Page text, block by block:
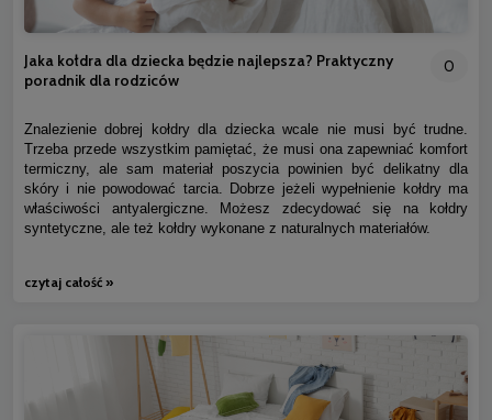
Jaka kołdra dla dziecka będzie najlepsza? Praktyczny
poradnik dla rodziców
0
Znalezienie dobrej kołdry dla dziecka wcale nie musi być trudne.
Trzeba przede wszystkim pamiętać, że musi ona zapewniać komfort
termiczny, ale sam materiał poszycia powinien być delikatny dla
skóry i nie powodować tarcia. Dobrze jeżeli wypełnienie kołdry ma
właściwości antyalergiczne. Możesz zdecydować się na kołdry
syntetyczne, ale też kołdry wykonane z naturalnych materiałów.
czytaj całość »